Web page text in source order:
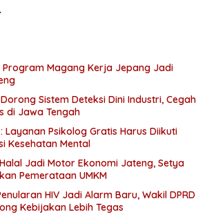
Program Magang Kerja Jepang Jadi
Sistem Deteksi Dini Industri, Cegah
di Jawa Tengah
Layanan Psikolog Gratis Harus Diikuti
Kesehatan Mental
Jadi Motor Ekonomi Jateng, Setya
Pemerataan UMKM
HIV Jadi Alarm Baru, Wakil DPRD
Kebijakan Lebih Tegas